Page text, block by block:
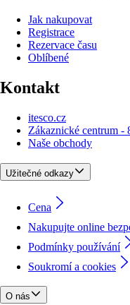
Jak nakupovat
Registrace
Rezervace času
Oblíbené
Kontakt
itesco.cz
Zákaznické centrum -
Naše obchody
Užitečné odkazy
Cena
Nakupujte online
Podmínky používání
Soukromí a cookies
O nás